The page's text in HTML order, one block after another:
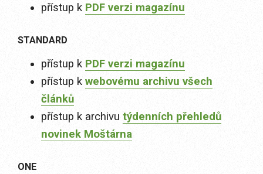
přístup k PDF verzi magazínu
STANDARD
přístup k PDF verzi magazínu
přístup k webovému archivu všech
článků
přístup k archivu týdenních přehledů
novinek Moštárna
ONE